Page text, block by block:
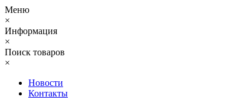
Меню
×
Информация
×
Поиск товаров
×
Новости
Контакты